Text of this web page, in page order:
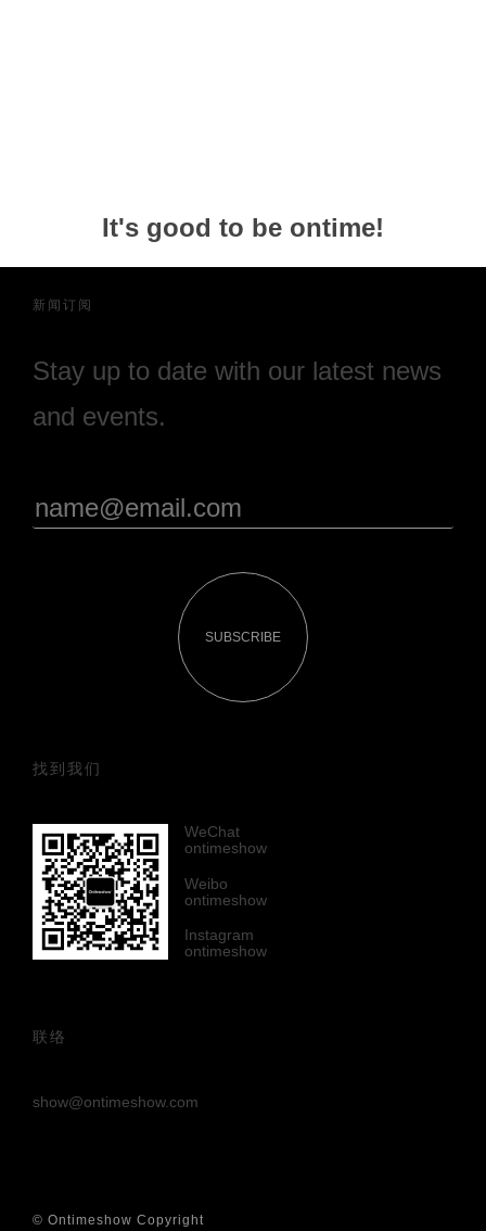
It's good to be ontime!
新闻订阅
Stay up to date with our latest news
and events.
SUBSCRIBE
找到我们
WeChat
ontimeshow
Weibo
ontimeshow
Instagram
ontimeshow
联络
show@ontimeshow.com
© Ontimeshow Copyright